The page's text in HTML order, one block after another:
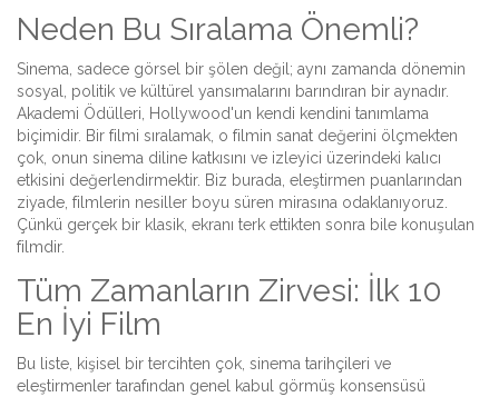
Neden Bu Sıralama Önemli?
Sinema, sadece görsel bir şölen değil; aynı zamanda dönemin
sosyal, politik ve kültürel yansımalarını barındıran bir aynadır.
Akademi Ödülleri , Hollywood'un kendi kendini tanımlama
biçimidir. Bir filmi sıralamak, o filmin sanat değerini ölçmekten
çok, onun sinema diline katkısını ve izleyici üzerindeki kalıcı
etkisini değerlendirmektir. Biz burada, eleştirmen puanlarından
ziyade, filmlerin nesiller boyu süren mirasına odaklanıyoruz.
Çünkü gerçek bir klasik, ekranı terk ettikten sonra bile konuşulan
filmdir.
Tüm Zamanların Zirvesi: İlk 10
En İyi Film
Bu liste, kişisel bir tercihten çok, sinema tarihçileri ve
eleştirmenler tarafından genel kabul görmüş konsensüsü